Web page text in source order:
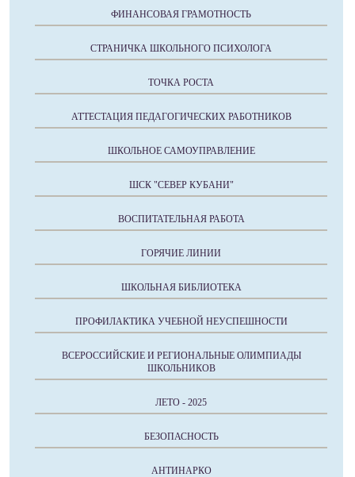
ФИНАНСОВАЯ ГРАМОТНОСТЬ
СТРАНИЧКА ШКОЛЬНОГО ПСИХОЛОГА
ТОЧКА РОСТА
АТТЕСТАЦИЯ ПЕДАГОГИЧЕСКИХ РАБОТНИКОВ
ШКОЛЬНОЕ САМОУПРАВЛЕНИЕ
ШСК "СЕВЕР КУБАНИ"
ВОСПИТАТЕЛЬНАЯ РАБОТА
ГОРЯЧИЕ ЛИНИИ
ШКОЛЬНАЯ БИБЛИОТЕКА
ПРОФИЛАКТИКА УЧЕБНОЙ НЕУСПЕШНОСТИ
ВСЕРОССИЙСКИЕ И РЕГИОНАЛЬНЫЕ ОЛИМПИАДЫ
ШКОЛЬНИКОВ
ЛЕТО - 2025
БЕЗОПАСНОСТЬ
АНТИНАРКО